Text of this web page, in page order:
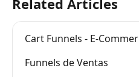
Related Articles
Cart Funnels - E-
Funnels de Ventas